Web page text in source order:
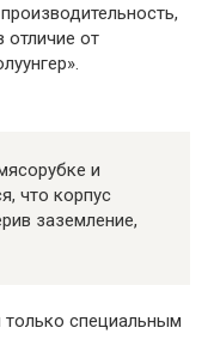
от
и
что корпус
заземление,
только специальным